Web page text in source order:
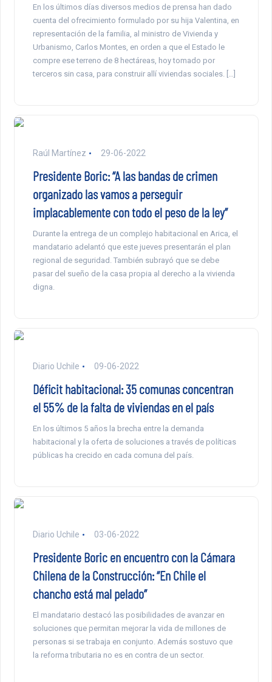
En los últimos días diversos medios de prensa han dado
cuenta del ofrecimiento formulado por su hija Valentina, en
representación de la familia, al ministro de Vivienda y
Urbanismo, Carlos Montes, en orden a que el Estado le
compre ese terreno de 8 hectáreas, hoy tomado por
terceros sin casa, para construir allí viviendas sociales. […]
Raúl Martínez 29-06-2022
Presidente Boric: “A las bandas de crimen
organizado las vamos a perseguir
implacablemente con todo el peso de la ley”
Durante la entrega de un complejo habitacional en Arica, el
mandatario adelantó que este jueves presentarán el plan
regional de seguridad. También subrayó que se debe
pasar del sueño de la casa propia al derecho a la vivienda
digna.
Diario Uchile 09-06-2022
Déficit habitacional: 35 comunas concentran
el 55% de la falta de viviendas en el país
En los últimos 5 años la brecha entre la demanda
habitacional y la oferta de soluciones a través de políticas
públicas ha crecido en cada comuna del país.
Diario Uchile 03-06-2022
Presidente Boric en encuentro con la Cámara
Chilena de la Construcción: “En Chile el
chancho está mal pelado”
El mandatario destacó las posibilidades de avanzar en
soluciones que permitan mejorar la vida de millones de
personas si se trabaja en conjunto. Además sostuvo que
la reforma tributaria no es en contra de un sector.